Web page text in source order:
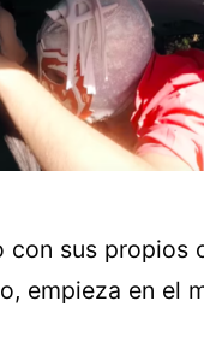
con sus propios
empieza en el